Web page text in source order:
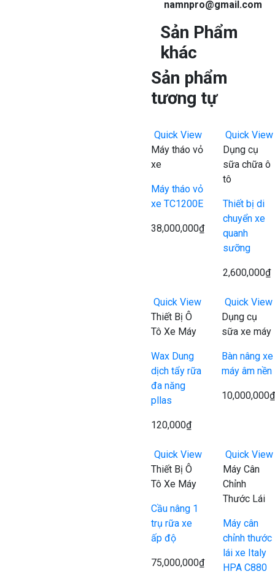
namnpro@gmail.com
Sản Phẩm
khác
Sản phẩm
tương tự
Quick View
Máy tháo vỏ
xe
Máy tháo vỏ
xe TC1200E
38,000,000₫
Quick View
Dụng cụ
sữa chữa ô
tô
Thiết bị di
chuyển xe
quanh
sưỡng
2,600,000₫
Quick View
Thiết Bị Ô
Tô Xe Máy
Wax Dung
dịch tẩy rữa
đa năng
pllas
120,000₫
Quick View
Dụng cụ
sữa xe máy
Bàn nâng xe
máy âm nền
10,000,000₫
Quick View
Thiết Bị Ô
Tô Xe Máy
Cầu nâng 1
trụ rữa xe
ấp độ
75,000,000₫
Quick View
Máy Cân
Chỉnh
Thước Lái
Máy cân
chỉnh thước
lái xe Italy
HPA C880